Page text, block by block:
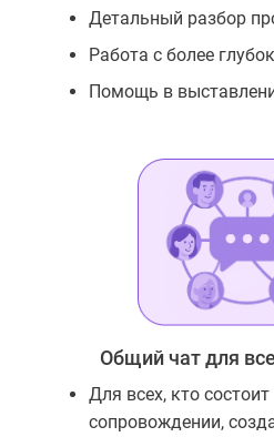
Детальный разбор
Работа с более
Помощь в
Общий чат для
Для всех, кто
сопровождении,